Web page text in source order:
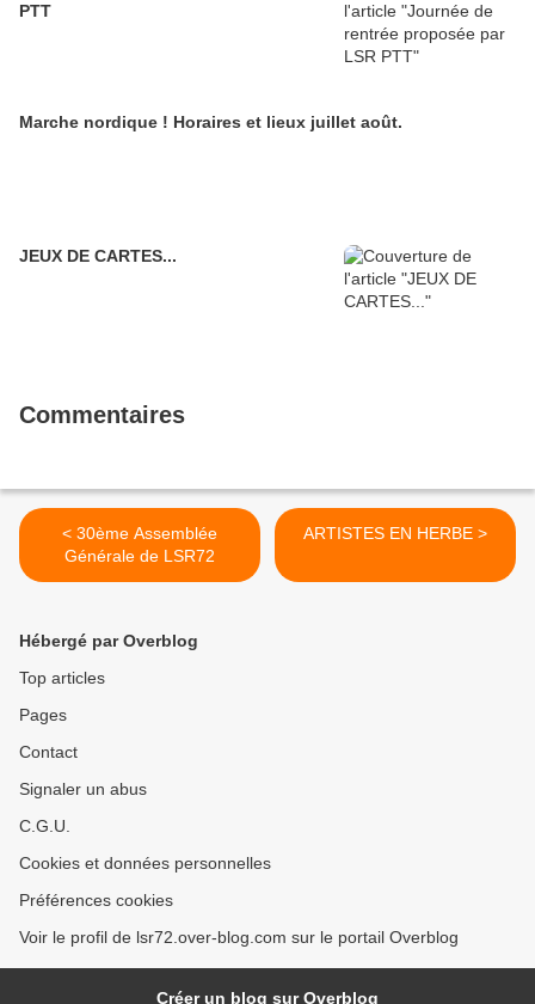
PTT
Marche nordique ! Horaires et lieux juillet août.
JEUX DE CARTES...
Commentaires
< 30ème Assemblée
Générale de LSR72
ARTISTES EN HERBE >
Hébergé par Overblog
Top articles
Pages
Contact
Signaler un abus
C.G.U.
Cookies et données personnelles
Préférences cookies
Voir le profil de lsr72.over-blog.com sur le portail Overblog
Créer un blog sur Overblog